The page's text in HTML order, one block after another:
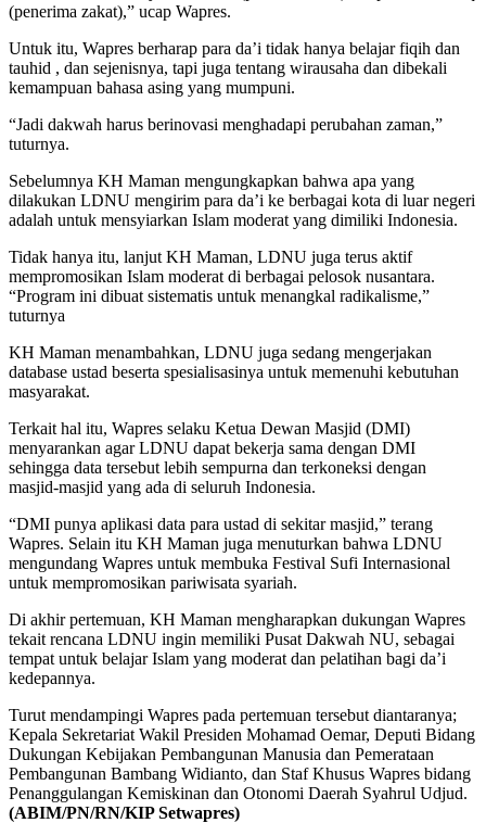
(penerima zakat),” ucap Wapres.
Untuk itu, Wapres berharap para da’i tidak hanya belajar fiqih dan
tauhid , dan sejenisnya, tapi juga tentang wirausaha dan dibekali
kemampuan bahasa asing yang mumpuni.
“Jadi dakwah harus berinovasi menghadapi perubahan zaman,”
tuturnya.
Sebelumnya KH Maman mengungkapkan bahwa apa yang
dilakukan LDNU mengirim para da’i ke berbagai kota di luar negeri
adalah untuk mensyiarkan Islam moderat yang dimiliki Indonesia.
Tidak hanya itu, lanjut KH Maman, LDNU juga terus aktif
mempromosikan Islam moderat di berbagai pelosok nusantara.
“Program ini dibuat sistematis untuk menangkal radikalisme,”
tuturnya
KH Maman menambahkan, LDNU juga sedang mengerjakan
database ustad beserta spesialisasinya untuk memenuhi kebutuhan
masyarakat.
Terkait hal itu, Wapres selaku Ketua Dewan Masjid (DMI)
menyarankan agar LDNU dapat bekerja sama dengan DMI
sehingga data tersebut lebih sempurna dan terkoneksi dengan
masjid-masjid yang ada di seluruh Indonesia.
“DMI punya aplikasi data para ustad di sekitar masjid,” terang
Wapres. Selain itu KH Maman juga menuturkan bahwa LDNU
mengundang Wapres untuk membuka Festival Sufi Internasional
untuk mempromosikan pariwisata syariah.
Di akhir pertemuan, KH Maman mengharapkan dukungan Wapres
tekait rencana LDNU ingin memiliki Pusat Dakwah NU, sebagai
tempat untuk belajar Islam yang moderat dan pelatihan bagi da’i
kedepannya.
Turut mendampingi Wapres pada pertemuan tersebut diantaranya;
Kepala Sekretariat Wakil Presiden Mohamad Oemar, Deputi Bidang
Dukungan Kebijakan Pembangunan Manusia dan Pemerataan
Pembangunan Bambang Widianto, dan Staf Khusus Wapres bidang
Penanggulangan Kemiskinan dan Otonomi Daerah Syahrul Udjud.
(ABIM/PN/RN/KIP Setwapres)